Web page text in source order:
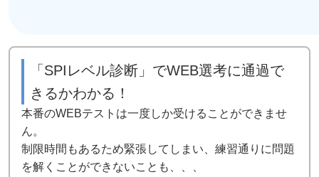
「SPIレベル診断」でWEB選考に通過で
きるかわかる！
本番のWEBテストは一度しか受けることができませ
ん。
制限時間もあるため緊張してしまい、練習通りに問題
を解くことができないことも、、、